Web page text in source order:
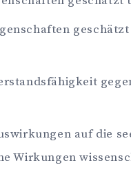
auf die
Wirkungen